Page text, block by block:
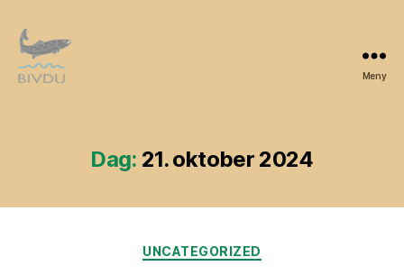
Meny
Dag: 21. oktober 2024
Kategorier
UNCATEGORIZED
2